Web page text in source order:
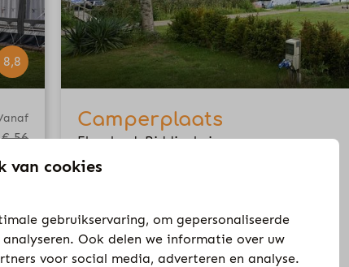
8,8
€ 56
44
Camperplaats
Flevoland, Biddinghuizen
Ruime plekken
Chemisch toilet
van cookies
gebruikservaring, om gepersonaliseerde
Ook delen we informatie over uw
voor social media, adverteren en analyse.